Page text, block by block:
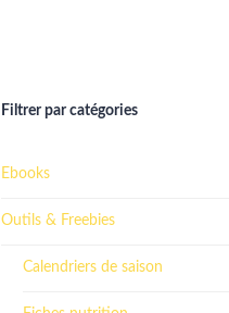
Filtrer par catégories
Ebooks
Outils & Freebies
Calendriers de saison